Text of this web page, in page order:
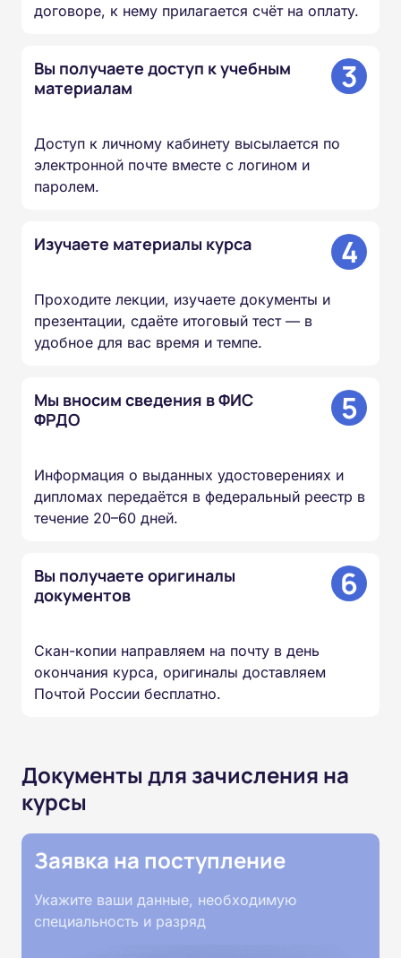
договоре, к нему прилагается счёт на оплату.
Вы получаете доступ к учебным
материалам
3
Доступ к личному кабинету высылается по
электронной почте вместе с логином и
паролем.
Изучаете материалы курса 4
Проходите лекции, изучаете документы и
презентации, сдаёте итоговый тест — в
удобное для вас время и темпе.
Мы вносим сведения в ФИС
ФРДО
5
Информация о выданных удостоверениях и
дипломах передаётся в федеральный реестр в
течение 20–60 дней.
Вы получаете оригиналы
документов
6
Скан-копии направляем на почту в день
окончания курса, оригиналы доставляем
Почтой России бесплатно.
Документы для зачисления на
курсы
Заявка на поступление
Укажите ваши данные, необходимую
специальность и разряд